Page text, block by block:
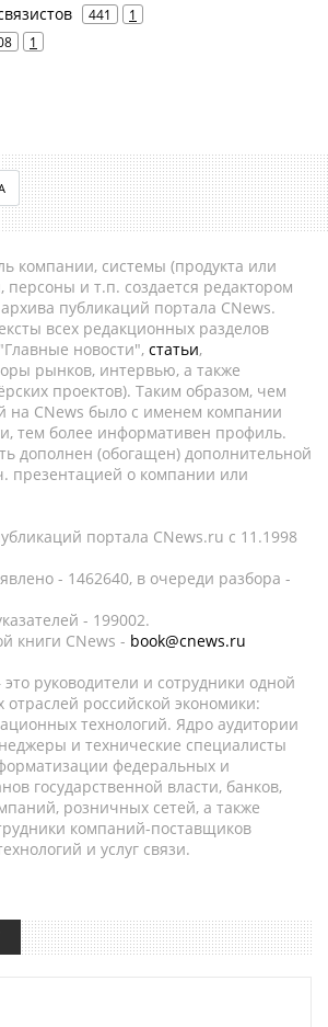
441 1
1
компании, системы (продукта или
персоны и т.п. создается редактором
публикаций портала CNews.
всех редакционных разделов
новости", статьи,
рынков, интервью, а также
проектов). Таким образом, чем
на CNews было с именем компании
тем более информативен профиль.
дополнен (обогащен) дополнительной
презентацией о компании или
портала CNews.ru c 11.1998
- 1462640, в очереди разбора -
- 199002.
книги CNews - book@cnews.ru
руководители и сотрудники одной
российской экономики:
технологий. Ядро аудитории
и технические специалисты
федеральных и
государственной власти, банков,
розничных сетей, а также
компаний-поставщиков
и услуг связи.